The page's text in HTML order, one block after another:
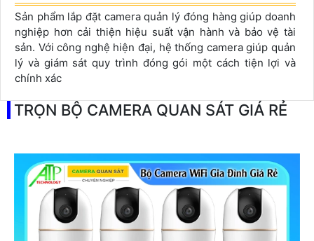
Sản phẩm lắp đặt camera quản lý đóng hàng giúp doanh
nghiệp hơn cải thiện hiệu suất vận hành và bảo vệ tài
sản. Với công nghệ hiện đại, hệ thống camera giúp quản
lý và giám sát quy trình đóng gói một cách tiện lợi và
chính xác
TRỌN BỘ CAMERA QUAN SÁT GIÁ RẺ